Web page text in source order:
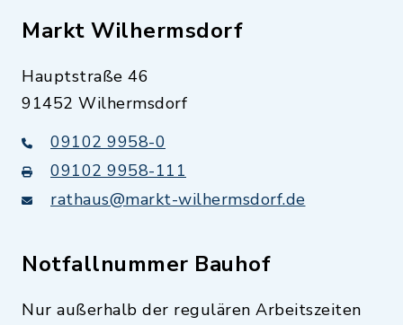
Markt Wilhermsdorf
Hauptstraße 46
91452 Wilhermsdorf
09102 9958-0
09102 9958-111
rathaus@markt-wilhermsdorf.de
Notfallnummer Bauhof
Nur außerhalb der regulären Arbeitszeiten